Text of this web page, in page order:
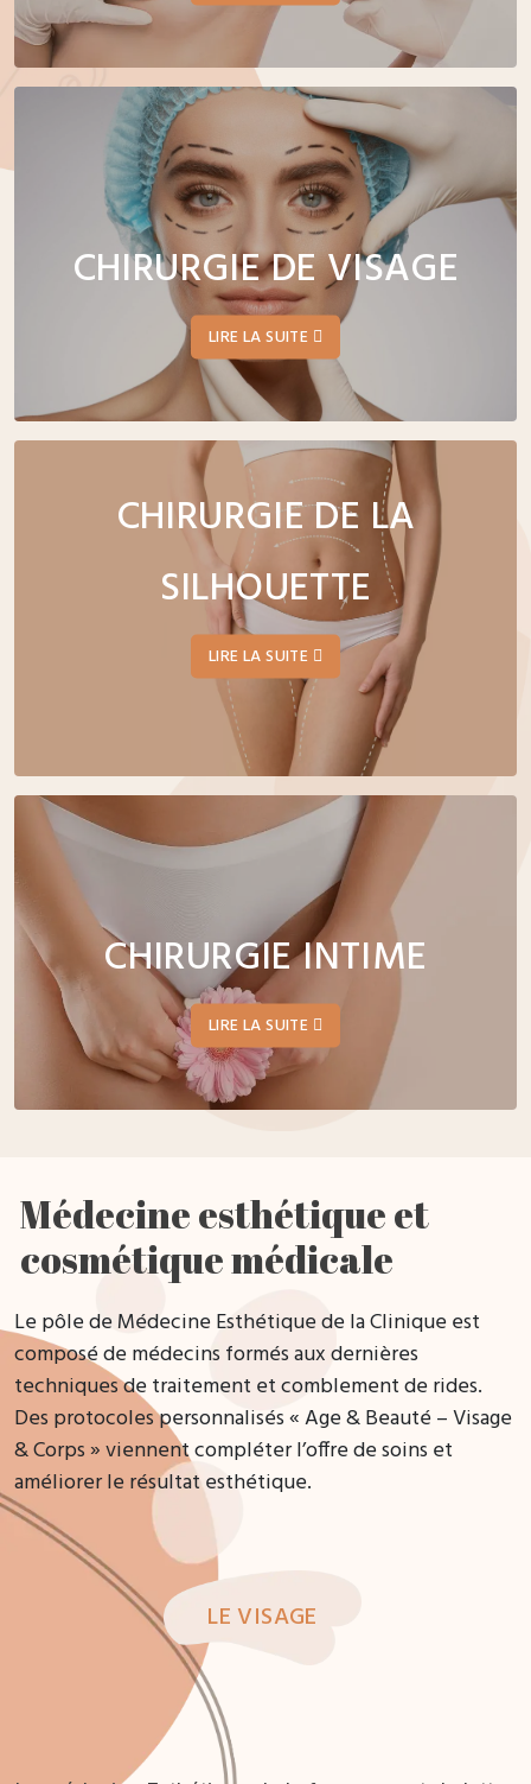
CHIRURGIE DE VISAGE
LIRE LA SUITE
CHIRURGIE DE LA
SILHOUETTE
LIRE LA SUITE
CHIRURGIE INTIME
LIRE LA SUITE
Médecine esthétique et
cosmétique médicale
Le pôle de Médecine Esthétique de la Clinique est
composé de médecins formés aux dernières
techniques de traitement et comblement de rides.
Des protocoles personnalisés « Age & Beauté – Visage
& Corps » viennent compléter l’offre de soins et
améliorer le résultat esthétique.
LE VISAGE